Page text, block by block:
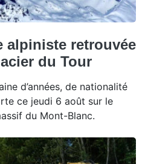
alpiniste retrouvée
du Tour
d’années, de nationalité
ce jeudi 6 août sur le
du Mont-Blanc.